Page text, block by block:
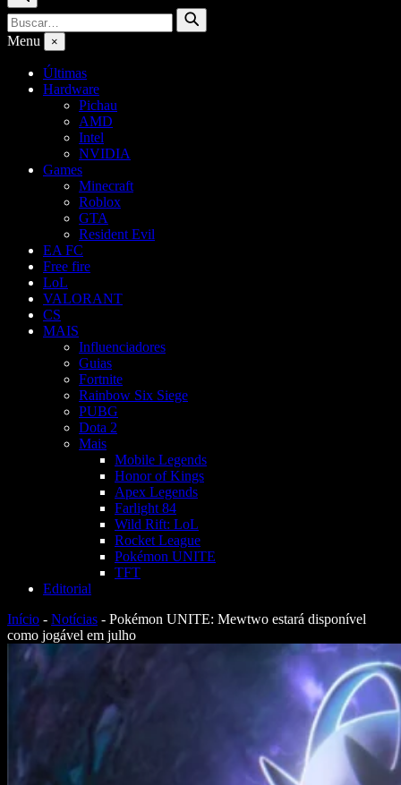
Buscar
por:
Buscar
Menu ×
Últimas
Hardware
Pichau
AMD
Intel
NVIDIA
Games
Minecraft
Roblox
GTA
Resident Evil
EA FC
Free fire
LoL
VALORANT
CS
MAIS
Influenciadores
Guias
Fortnite
Rainbow Six Siege
PUBG
Dota 2
Mais
Mobile Legends
Honor of Kings
Apex Legends
Farlight 84
Wild Rift: LoL
Rocket League
Pokémon UNITE
TFT
Editorial
Início - Notícias - Pokémon UNITE: Mewtwo estará disponível
como jogável em julho